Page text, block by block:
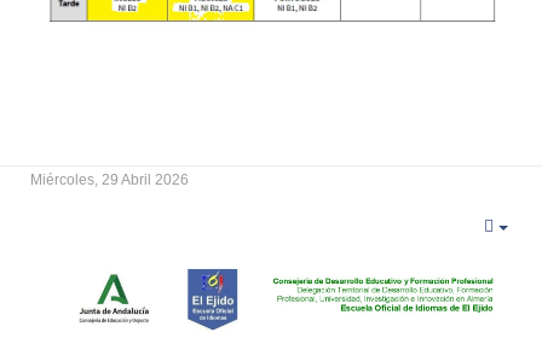
Miércoles, 29 Abril 2026